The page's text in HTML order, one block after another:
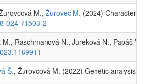
M., Žurovec M. (2024)
024-71503-2
M., Raschmanová N., Jureková N., Papáč
Š., Žurovcová M. (2022) Genetic analysis